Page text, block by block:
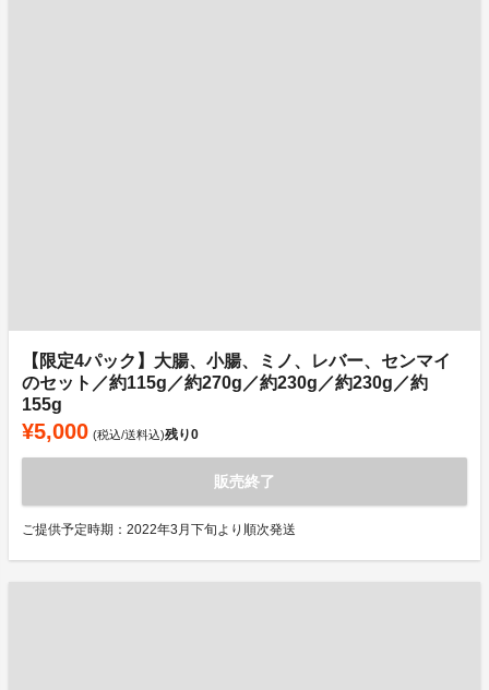
【限定4パック】大腸、小腸、ミノ、レバー、センマイ
のセット／約115g／約270g／約230g／約230g／約
155g
¥5,000 (税込/送料込)残り0
販売終了
ご提供予定時期：2022年3月下旬より順次発送